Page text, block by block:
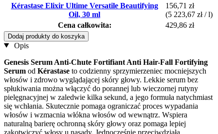
Kérastase Elixir Ultime Versatile Beautifying
Oil, 30 ml
156,71 zł
(5 223,67 zł / l)
Cena całkowita:
429,86 zł
Dodaj produkty do koszyka
Opis
Genesis Serum Anti-Chute Fortifiant Anti Hair-Fall Fortifying
Serum od Kérastase to codzienny sprzymierzeniec mocniejszych
włosów i zdrowo wyglądającej skóry głowy. Lekkie serum bez
spłukiwania można włączyć do porannej lub wieczornej rutyny
pielęgnacyjnej w zaledwie kilka sekund, a jego formuła natychmiast
się wchłania. Skutecznie pomaga ograniczać proces wypadania
włosów i wzmacnia włókna włosów od wewnątrz. Wspiera
naturalną barierę ochronną skóry głowy oraz pomaga lepiej
zakotwiczyć włosy u nasady. Jednocześnie przeciwdziała